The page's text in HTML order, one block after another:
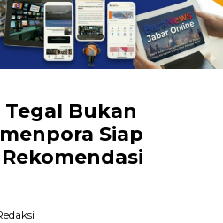
Bukan
Siap